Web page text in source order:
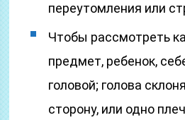
переутомления или
Чтобы рассмотреть
предмет, ребенок,
головой; голова
сторону, или одно